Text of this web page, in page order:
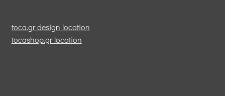
toca.gr design location
tocashop.gr location